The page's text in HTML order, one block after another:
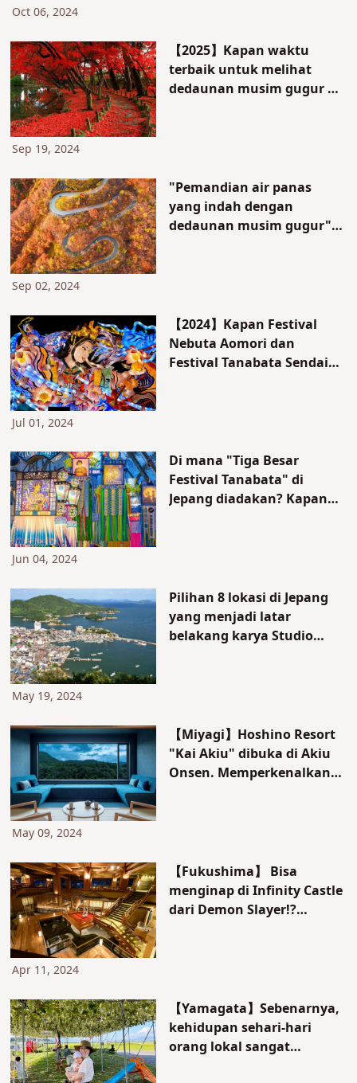
Oct 06, 2024
【2025】Kapan waktu
terbaik untuk melihat
dedaunan musim gugur di
banyak lagi.
Sep 19, 2024
"Pemandian air panas
yang indah dengan
dedaunan musim gugur"
Sep 02, 2024
【2024】Kapan Festival
Nebuta Aomori dan
Festival Tanabata Sendai
bepergian ke Tohoku
Jul 01, 2024
Di mana "Tiga Besar
Festival Tanabata" di
Jepang diadakan? Kapan
Jun 04, 2024
Pilihan 8 lokasi di Jepang
yang menjadi latar
belakang karya Studio
May 19, 2024
【Miyagi】Hoshino Resort
"Kai Akiu" dibuka di Akiu
Onsen. Memperkenalkan
May 09, 2024
【Fukushima】 Bisa
menginap di Infinity Castle
dari Demon Slayer!?
Okawaso'!
Apr 11, 2024
【Yamagata】Sebenarnya,
kehidupan sehari-hari
orang lokal sangat